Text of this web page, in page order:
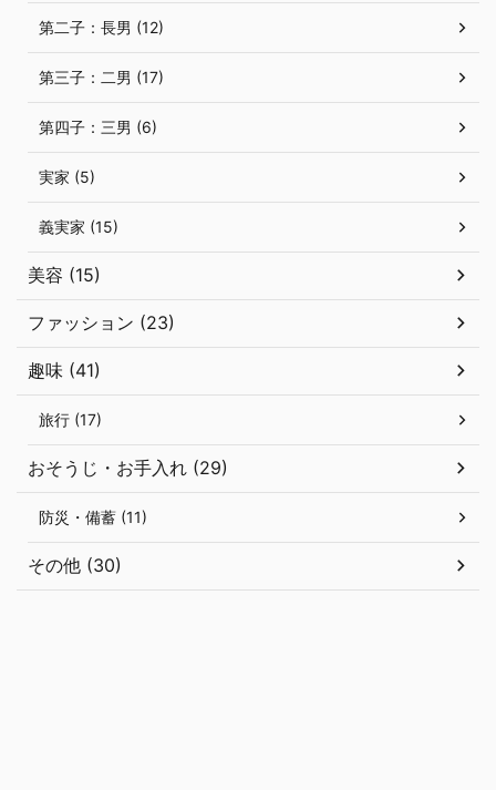
第二子：長男 (12)
第三子：二男 (17)
第四子：三男 (6)
実家 (5)
義実家 (15)
美容 (15)
ファッション (23)
趣味 (41)
旅行 (17)
おそうじ・お手入れ (29)
防災・備蓄 (11)
その他 (30)